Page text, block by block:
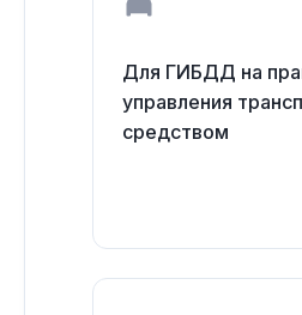
Для ГИБДД на
управления
средством